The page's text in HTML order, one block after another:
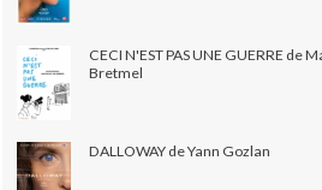
CECI N'EST PAS UNE GUERRE de
Bretmel
DALLOWAY de Yann Gozlan